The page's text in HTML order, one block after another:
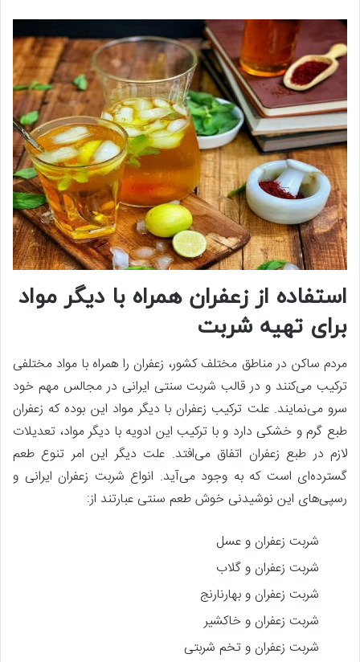
استفاده از زعفران همراه با دیگر مواد
برای تهیه شربت
مردم ساکن در مناطق مختلف کشور، زعفران را همراه با مواد مختلفی
ترکیب می‌کنند و در قالب شربت سنتی ایرانی در مجالس مهم خود
سرو می‌نمایند. علت ترکیب زعفران با دیگر مواد این بوده که زعفران
طبع گرم و خشکی دارد و با ترکیب این ادویه با دیگر مواد، تعدیلات
لازم در طبع زعفران اتفاق می‌افتد. علت دیگر این امر تنوع طعم
گسترده‌ای است که به وجود می‌آید. انواع شربت زعفران ایرانی و
رسپی‌های این نوشیدنی خوش طعم سنتی عبارتند از:
شربت زعفران و عسل
شربت زعفران و گلاب
شربت زعفران و بهارنارنج
شربت زعفران و خاکشیر
شربت زعفران و تخم شربتی